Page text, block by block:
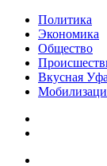
Политика
Экономика
Общество
Вкусная Уфа